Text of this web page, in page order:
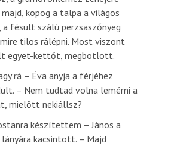
kopog a talpa a világos
fésült szálú perzsaszőnyeg
tilos rálépni. Most viszont
egyet-kettőt, megbotlott.
rá – Éva anyja a férjéhez
– Nem tudtad volna lemérni a
mielőtt nekiállsz?
készítettem – János a
kacsintott. – Majd